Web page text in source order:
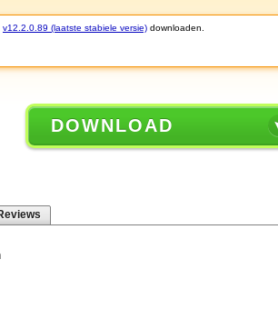
v12.2.0.89 (laatste stabiele versie) downloaden.
DOWNLOAD